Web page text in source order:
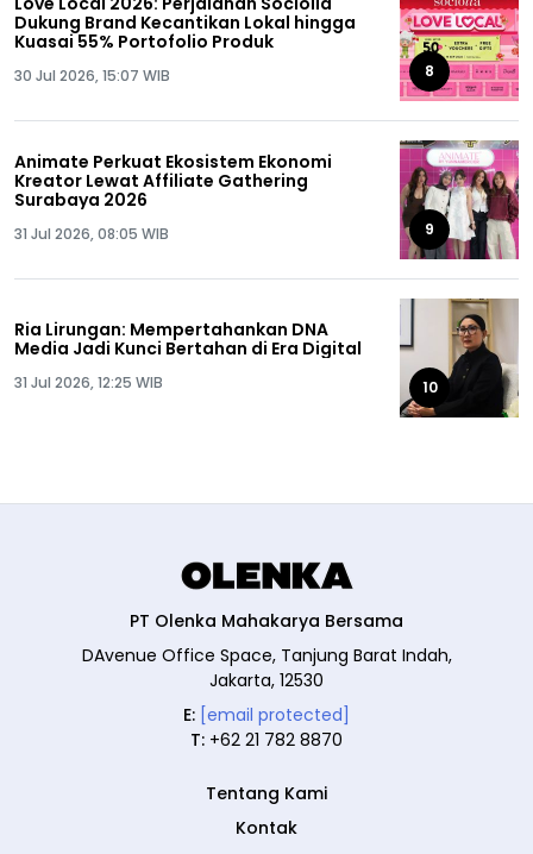
Dukung Brand Kecantikan Lokal hingga
Kuasai 55% Portofolio Produk
30 Jul 2026, 15:07 WIB 8
Animate Perkuat Ekosistem Ekonomi
Kreator Lewat Affiliate Gathering
Surabaya 2026
31 Jul 2026, 08:05 WIB 9
Ria Lirungan: Mempertahankan DNA
Media Jadi Kunci Bertahan di Era Digital
31 Jul 2026, 12:25 WIB 10
PT Olenka Mahakarya Bersama
DAvenue Office Space, Tanjung Barat Indah,
Jakarta, 12530
E: [email protected]
T: +62 21 782 8870
Tentang Kami
Kontak